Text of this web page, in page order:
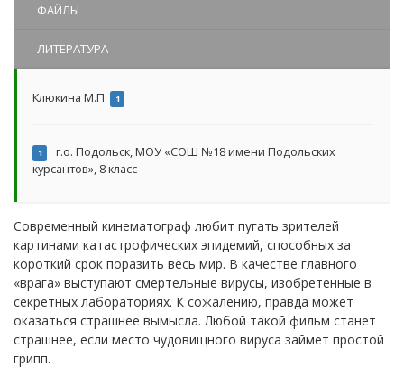
ФАЙЛЫ
ЛИТЕРАТУРА
Клюкина М.П. 1
1
г.о. Подольск, МОУ «СОШ №18 имени Подольских
курсантов», 8 класс
Современный кинематограф любит пугать зрителей
картинами катастрофических эпидемий, способных за
короткий срок поразить весь мир. В качестве главного
«врага» выступают смертельные вирусы, изобретенные в
секретных лабораториях. К сожалению, правда может
оказаться страшнее вымысла. Любой такой фильм станет
страшнее, если место чудовищного вируса займет простой
грипп.